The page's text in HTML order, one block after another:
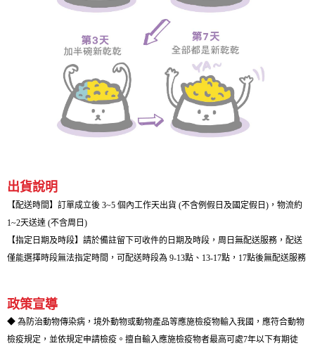
出貨說明
【配送時間】訂單成立後 3~5 個內工作天出貨 (不含例假日及國定假日)，物流約
1~2天送達 (不含周日)
【指定日期及時段】請於備註留下可收件的日期及時段，周日無配送服務，配送
僅能選擇時段無法指定時間，可配送時段為 9-13點、13-17點，17點後無配送服務
政策宣導
◆ 為防治動物傳染病，境外動物或動物產品等應施檢疫物輸入我國，應符合動物
檢疫規定，並依規定申請檢疫。擅自輸入應施檢疫物者最高可處7年以下有期徒